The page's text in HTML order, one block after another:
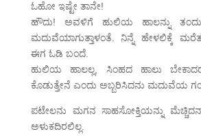
ಓಹೋ ಇಷ್ಟೇ ತಾನೇ!
ಹೌದು! ಅವಳಿಗೆ ಹುಲಿಯ ಹಾಲನ್ನು
ಮದುವೆಯಾಗುತ್ತಾಳಂತೆ. ನಿನ್ನೆ ಹೇಳಲಿಕ್ಕೆ
ಈಗ ಓಡಿ ಬಂದೆ.
ಹುಲಿಯ ಹಾಲಲ್ಲ, ಸಿಂಹದ ಹಾಲು
ಕೊಡುತ್ತೇನೆ ಎಂದು ಅಬ್ಬರಿಸಿದನು ಮದುವೆಯ
ಪಟೇಲನು ಮಗನ ಸಾಹಸೋಕ್ತಿಯನ್ನು
ಅಳುಕದಿರಲಿಲ್ಲ.